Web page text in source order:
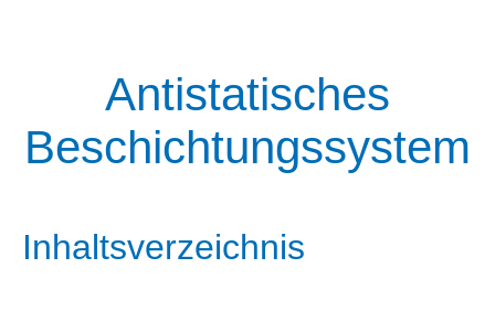
Antistatisches
Beschichtungssystem
Inhaltsverzeichnis